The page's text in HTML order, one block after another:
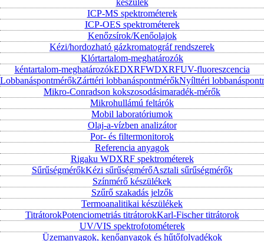
ICP-MS spektrométerek
ICP-OES spektrométerek
Kenőzsírok/Kenőolajok
Kézi/hordozható gázkromatográf rendszerek
Klórtartalom-meghatározók
kéntartalom-meghatározókEDXRFWDXRFUV-fluoreszcencia
LobbanáspontmérőkZárttéri lobbanáspontmérőkNyílttéri
Mikro-Conradson kokszosodásimaradék-mérők
Mikrohullámú feltárók
Mobil laboratóriumok
Olaj-a-vízben analizátor
Por- és filtermonitorok
Referencia anyagok
Rigaku WDXRF spektrométerek
SűrűségmérőkKézi sűrűségmérőAsztali sűrűségmérők
Színmérő készülékek
Szűrő szakadás jelzők
Termoanalitikai készülékek
TitrátorokPotenciometriás titrátorokKarl-Fischer titrátorok
UV/VIS spektrofotométerek
Üzemanyagok, kenőanyagok és hűtőfolyadékok